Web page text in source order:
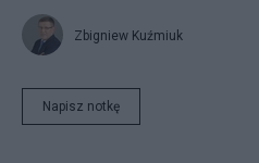
Zbigniew Kuźmiuk
Napisz notkę